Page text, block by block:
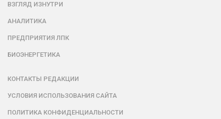
ВЗГЛЯД ИЗНУТРИ
АНАЛИТИКА
ПРЕДПРИЯТИЯ ЛПК
БИОЭНЕРГЕТИКА
КОНТАКТЫ РЕДАКЦИИ
УСЛОВИЯ ИСПОЛЬЗОВАНИЯ САЙТА
ПОЛИТИКА КОНФИДЕНЦИАЛЬНОСТИ